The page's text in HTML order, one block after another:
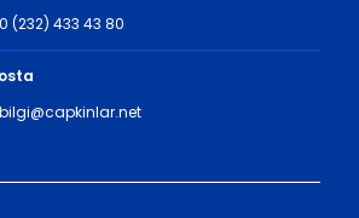
0 (232) 433 43 80
bilgi@capkinlar.net